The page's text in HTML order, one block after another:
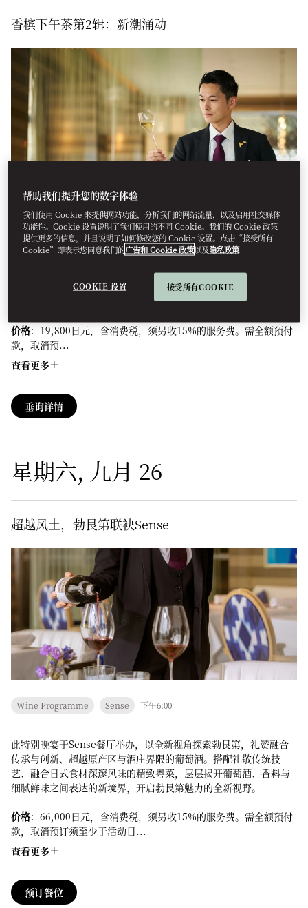
香槟下午茶第2辑：新潮涌动
Wine Programme 东方酒廊
香槟下午茶第二章着重展现香槟的当代演变，呈现一系列反映当今
新兴风格与理念的甄选佳酿。享受六款香槟90分钟无限畅享，包括
来自新兴产区的有机、可持续和新潮酒款。主厨精心制作的应季甜
咸点令每杯香槟更臻奢华，于坐拥东京迷人夜景的东方酒廊，悦享
价格：19,800日元，含消费税，须另收15%的服务费。需全额预付
款，取消预...
查看更多
垂询详情
星期六, 九月 26
超越风土，勃艮第联袂Sense
Wine Programme Sense 下午6:00
此特别晚宴于Sense餐厅举办，以全新视角探索勃艮第，礼赞融合
传承与创新、超越原产区与酒庄界限的葡萄酒。搭配礼敬传统技
艺、融合日式食材深邃风味的精致粤菜，层层揭开葡萄酒、香料与
细腻鲜味之间表达的新境界，开启勃艮第魅力的全新视野。
价格：66,000日元，含消费税，须另收15%的服务费。需全额预付
款，取消预订须至少于活动日...
查看更多
预订餐位
帮助我们提升您的数字体验
我们使用 Cookie 来提供网站功能，分析我们的网站流量，以及启用社交媒体
功能性。Cookie 设置说明了我们使用的不同 Cookie。我们的 Cookie 政策
提供更多的信息，并且说明了如何修改您的 Cookie 设置。点击“接受所有
Cookie”即表示您同意我们的广告和 Cookie 政策以及隐私政策
COOKIE 设置 接受所有COOKIE